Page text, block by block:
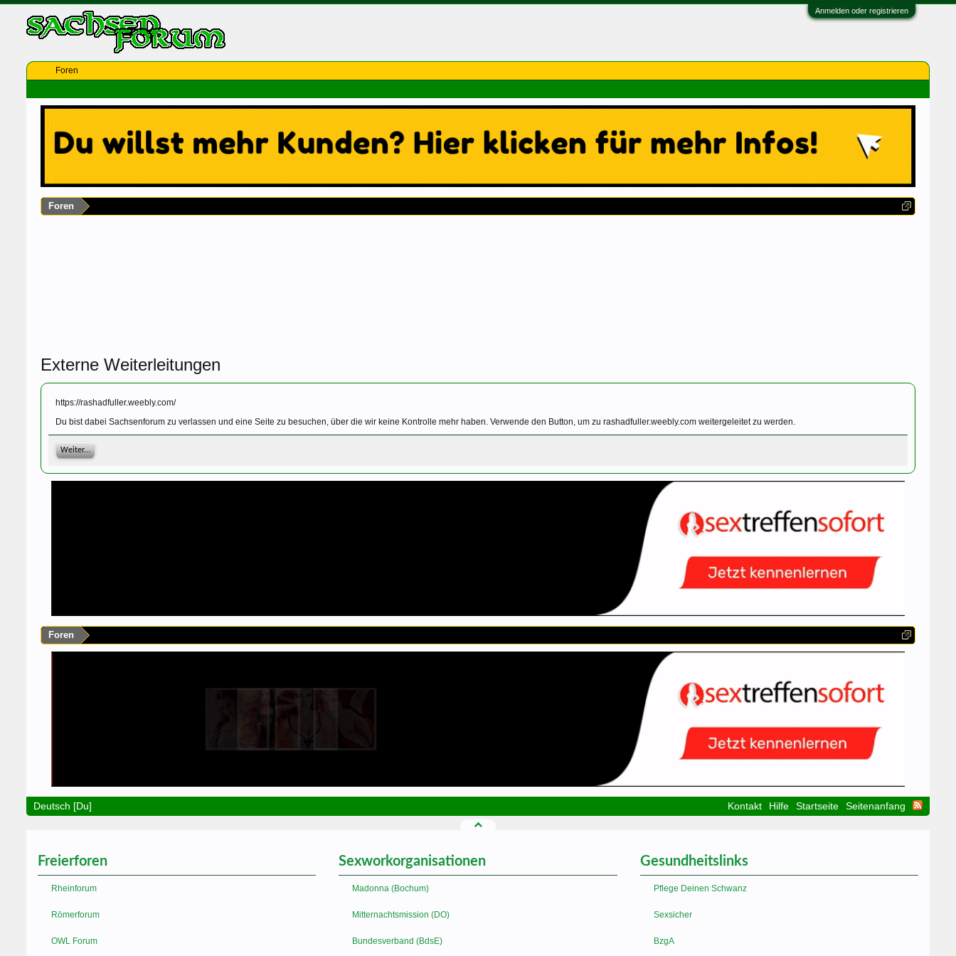
Anmelden oder registrieren
Foren
Externe Weiterleitungen
https://rashadfuller.weebly.com/
Du bist dabei Sachsenforum zu verlassen und eine Seite zu besuchen, über die wir keine Kontrolle mehr haben. Verwende den Button, um zu rashadfuller.weebly.com weitergeleitet zu werden.
Weiter...
Foren
Foren
Deutsch [Du] Kontakt Hilfe Startseite Seitenanfang
Freierforen
Rheinforum
Römerforum
OWL Forum
Sexworkorganisationen
Madonna (Bochum)
Mitternachtsmission (DO)
Bundesverband (BdsE)
Gesundheitslinks
Pflege Deinen Schwanz
Sexsicher
BzgA